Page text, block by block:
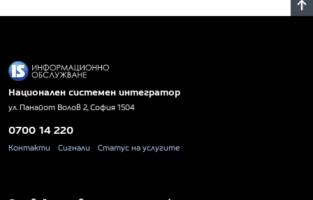
Национален системен интегратор
ул. Панайот Волов 2, София 1504
0700 14 220
Контакти Сигнали Статус на услугите